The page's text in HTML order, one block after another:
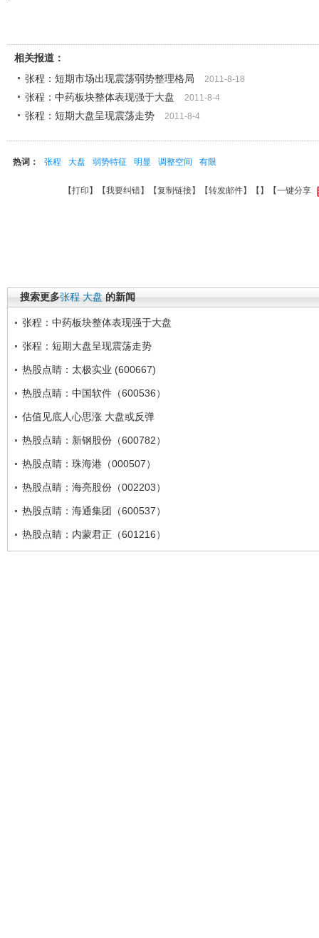
相关报道：
张程：短期市场出现震荡弱势整理格局
2011-8-18
张程：中药板块整体表现强于大盘 2011-8-4
张程：短期大盘呈现震荡走势 2011-8-4
热词： 张程 大盘 弱势特征 明显 调整空间 有限
【打印 】【我要纠错】【复制链接】【转发邮件】【 】 【一键分享
搜索更多张程 大盘 的新闻
张程：中药板块整体表现强于大盘
张程：短期大盘呈现震荡走势
热股点睛：太极实业 (600667)
热股点睛：中国软件（600536）
估值见底人心思涨 大盘或反弹
热股点睛：新钢股份（600782）
热股点睛：珠海港（000507）
热股点睛：海亮股份（002203）
热股点睛：海通集团（600537）
热股点睛：内蒙君正（601216）